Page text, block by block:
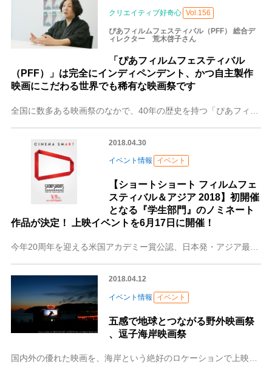
クリエイティブ好奇心 Vol.156
ぴあフィルムフェスティバル（PFF） 総合デ
ィレクター 荒木啓子さん
「ぴあフィルムフェスティバル
（PFF）」は完全にインディペンデント、かつ自主製作
映画にこだわる世界でも稀有な映画祭です
2018.04.30
イベント情報 イベント
【ショートショート フィルムフェ
スティバル＆アジア 2018】初開催
となる『学生部門』のノミネート
作品が決定！ 上映イベントを6月17日に開催！
今年20周年を迎える米国アカデミー賞公認、日本発・アジア最大級の国際短編映画祭「ショートショート フィルムフェスティバル & アジア2018」(開催期間
2018.04.12
イベント情報 イベント
五感で地球とつながる野外映画祭
、逗子海岸映画祭
国内外の優れた映画を、海岸という絶好のロケーションで上映する屋外型の映画祭「逗子海岸映画祭」。プロデュースするのは、このエリア出身のクリエーターやアーティストで